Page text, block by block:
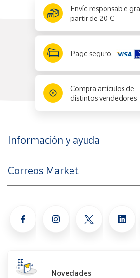
Envío responsable
partir de 20 €
Pago seguro
Compra artículos de
distintos vendedores
Información y ayuda
Correos Market
Novedades